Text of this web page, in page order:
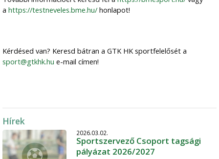
a https://testneveles.bme.hu/ honlapot!
Kérdésed van? Keresd bátran a GTK HK sportfelelősét a
sport@gtkhk.hu e-mail címen!
Hírek
2026.03.02.
Sportszervező Csoport tagsági
pályázat 2026/2027